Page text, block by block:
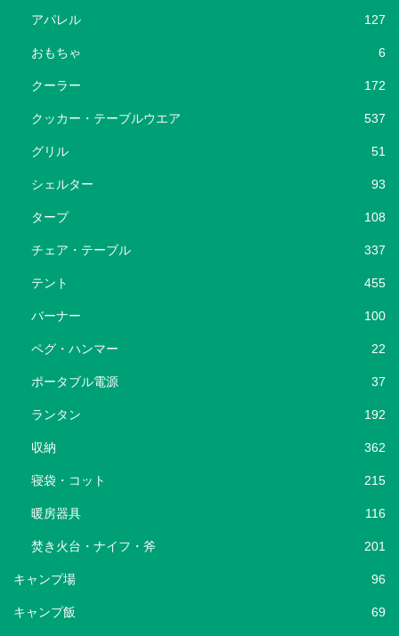
アパレル 127
おもちゃ 6
クーラー 172
クッカー・テーブルウエア 537
グリル 51
シェルター 93
タープ 108
チェア・テーブル 337
テント 455
バーナー 100
ペグ・ハンマー 22
ポータブル電源 37
ランタン 192
収納 362
寝袋・コット 215
暖房器具 116
焚き火台・ナイフ・斧 201
キャンプ場 96
キャンプ飯 69